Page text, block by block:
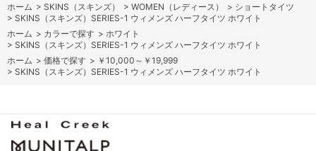
ホーム > SKINS（スキンズ） > WOMEN（レディース） > ショートタイツ
> SKINS（スキンズ）SERIES-1 ウィメンズ ハーフタイツ ホワイト
ホーム > カラーで探す > ホワイト
> SKINS（スキンズ）SERIES-1 ウィメンズ ハーフタイツ ホワイト
ホーム > 価格で探す > ￥10,000～￥19,999
> SKINS（スキンズ）SERIES-1 ウィメンズ ハーフタイツ ホワイト